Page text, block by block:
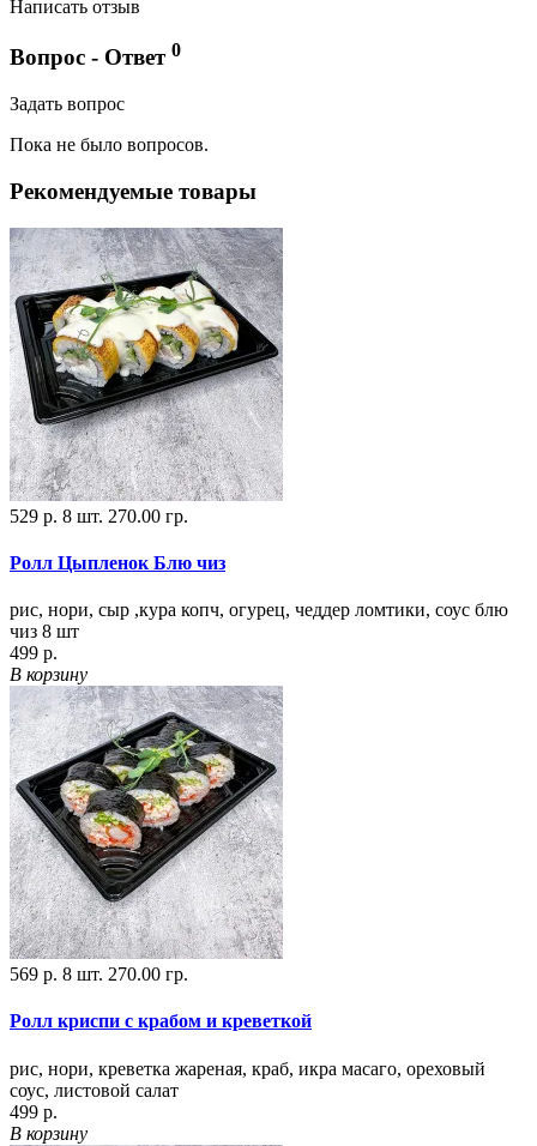
Написать отзыв
Вопрос - Ответ 0
Задать вопрос
Пока не было вопросов.
Рекомендуемые товары
529 р. 8 шт. 270.00 гр.
Ролл Цыпленок Блю чиз
рис, нори, сыр ,кура копч, огурец, чеддер ломтики, соус блю
чиз 8 шт
499 р.
В корзину
569 р. 8 шт. 270.00 гр.
Ролл криспи с крабом и креветкой
рис, нори, креветка жареная, краб, икра масаго, ореховый
соус, листовой салат
499 р.
В корзину